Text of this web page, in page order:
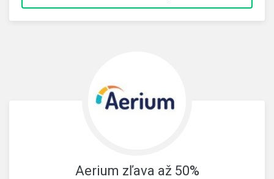
Aerium zľava až 50%